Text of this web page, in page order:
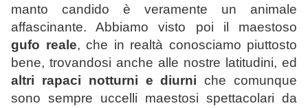
manto candido è veramente un animale
affascinante. Abbiamo visto poi il maestoso
gufo reale, che in realtà conosciamo piuttosto
bene, trovandosi anche alle nostre latitudini, ed
altri rapaci notturni e diurni che comunque
sono sempre uccelli maestosi spettacolari da